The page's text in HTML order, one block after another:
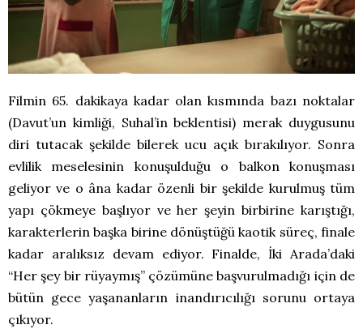
Filmin 65. dakikaya kadar olan kısmında bazı noktalar
(Davut’un kimliği, Suhal’in beklentisi) merak duygusunu
diri tutacak şekilde bilerek ucu açık bırakılıyor. Sonra
evlilik meselesinin konuşulduğu o balkon konuşması
geliyor ve o âna kadar özenli bir şekilde kurulmuş tüm
yapı çökmeye başlıyor ve her şeyin birbirine karıştığı,
karakterlerin başka birine dönüştüğü kaotik süreç, finale
kadar aralıksız devam ediyor. Finalde, İki Arada’daki
“Her şey bir rüyaymış” çözümüne başvurulmadığı için de
bütün gece yaşananların inandırıcılığı sorunu ortaya
çıkıyor.